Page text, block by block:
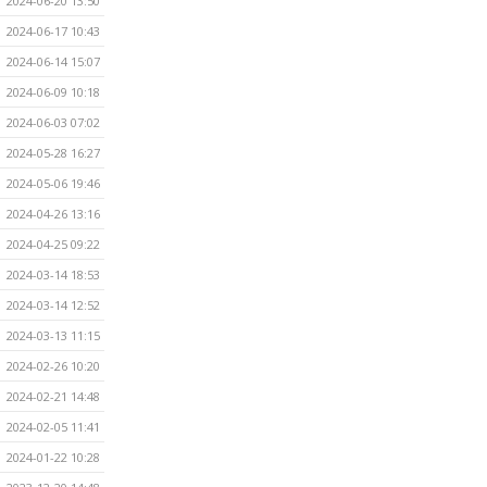
2024-06-17 10:43
2024-06-14 15:07
2024-06-09 10:18
2024-06-03 07:02
2024-05-28 16:27
2024-05-06 19:46
2024-04-26 13:16
2024-04-25 09:22
2024-03-14 18:53
2024-03-14 12:52
2024-03-13 11:15
2024-02-26 10:20
2024-02-21 14:48
2024-02-05 11:41
2024-01-22 10:28